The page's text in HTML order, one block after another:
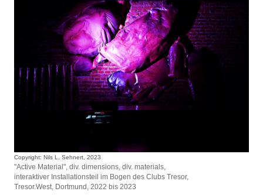
Copyright: Nils L. Sehnert, 2023
"Active Material", div. dimensions, div. materials,
interaktiver Installationsteil im Bogen des Clubs Tresor,
Tresor.West, Dortmund, 2022 bis 2023